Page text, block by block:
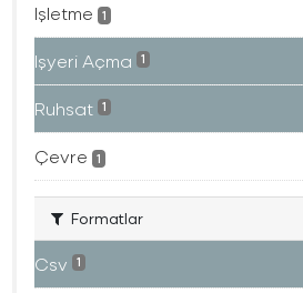
Işletme 1
Işyeri Açma 1
Ruhsat 1
Çevre 1
Formatlar
Csv 1